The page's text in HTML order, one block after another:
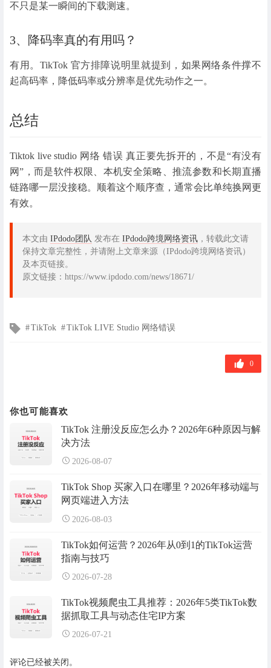
不只是某一瞬间的下载测速。
3、降码率真的有用吗？
有用。TikTok 官方排障说明里就提到，如果网络条件撑不
起高码率，降低码率或分辨率是优先动作之一。
总结
Tiktok live studio 网络 错误 真正要先拆开的，不是“有没有
网”，而是软件权限、本机安全策略、推流参数和长期直播
链路哪一层没接稳。顺着这个顺序查，通常会比单纯换网更
有效。
本文由 IPdodo团队 发布在 IPdodo跨境网络资讯 ，转载此文请
保持文章完整性，并请附上文章来源（IPdodo跨境网络资讯）
及本页链接。
原文链接：https://www.ipdodo.com/news/18671/
文TikTok TikTok LIVE Studio 网络错误
0
你也可能喜欢
TikTok 注册没反应怎么办？2026年6种原因与解
决方法
2026-08-07
TikTok Shop 买家入口在哪里？2026年移动端与
网页端进入方法
2026-08-03
TikTok如何运营？2026年从0到1的TikTok运营
指南与技巧
2026-07-28
TikTok视频爬虫工具推荐：2026年5类TikTok数
据抓取工具与动态住宅IP方案
2026-07-21
评论已经被关闭。